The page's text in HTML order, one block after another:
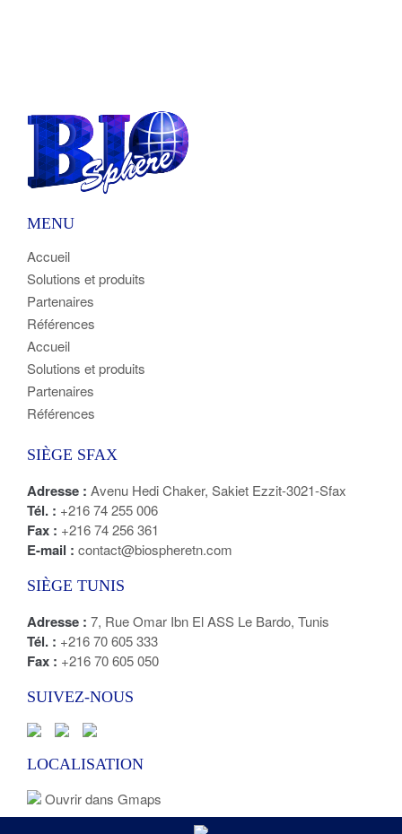
MENU
Accueil
Solutions et produits
Partenaires
Références
Accueil
Solutions et produits
Partenaires
Références
SIÈGE SFAX
Adresse : Avenu Hedi Chaker, Sakiet Ezzit-3021-Sfax
Tél. : +216 74 255 006
Fax : +216 74 256 361
E-mail : contact@biospheretn.com
SIÈGE TUNIS
Adresse : 7, Rue Omar Ibn El ASS Le Bardo, Tunis
Tél. : +216 70 605 333
Fax : +216 70 605 050
SUIVEZ-NOUS
LOCALISATION
Ouvrir dans Gmaps